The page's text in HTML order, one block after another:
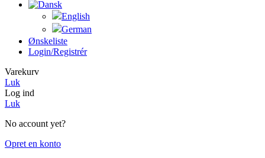
Ønskeliste
Login/registrér
Varekurv
Luk
Log ind
Luk
No account yet?
Opret en konto